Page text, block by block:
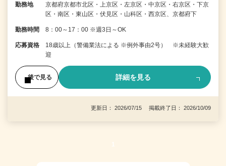
勤務地
京都府京都市北区・上京区・左京区・中京区・右京区・下京
区・南区・東山区・伏見区・山科区・西京区、京都府下
勤務時間 8：00～17：00 ※週3日～OK
応募資格
18歳以上（警備業法による ※例外事由2号） ※未経験大歓
迎
後で見る 詳細を見る
更新日： 2026/07/15 掲載終了日： 2026/10/09
1